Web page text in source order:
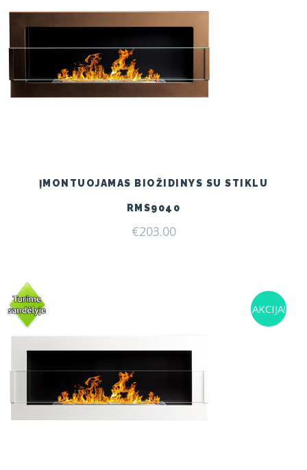
ĮMONTUOJAMAS BIOŽIDINYS SU STIKLU
RMS9040
€203.00
AKCIJA!